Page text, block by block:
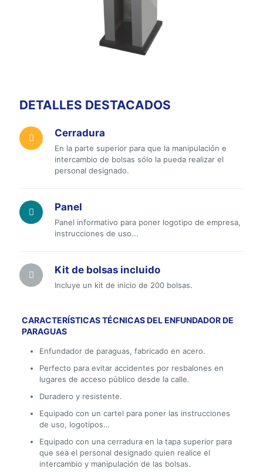
DETALLES DESTACADOS
Cerradura
En la parte superior para que la manipulación e
intercambio de bolsas sólo la pueda realizar el
personal designado.
Panel
Panel informativo para poner logotipo de empresa,
instrucciones de uso...
Kit de bolsas incluido
Incluye un kit de inicio de 200 bolsas.
CARACTERÍSTICAS TÉCNICAS DEL ENFUNDADOR DE
PARAGUAS
Enfundador de paraguas, fabricado en acero.
Perfecto para evitar accidentes por resbalones en
lugares de acceso público desde la calle.
Duradero y resistente.
Equipado con un cartel para poner las instrucciones
de uso, logotipos…
Equipado con una cerradura en la tapa superior para
que sea el personal designado quien realice el
intercambio y manipulación de las bolsas.